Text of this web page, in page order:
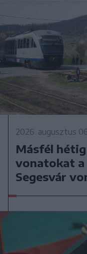
2026. augusztus
Másfél
vonatokat a
Segesvár